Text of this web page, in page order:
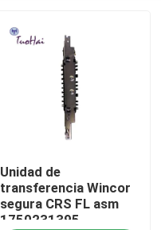
Unidad de
transferencia Wincor
segura CRS FL asm
1750231395